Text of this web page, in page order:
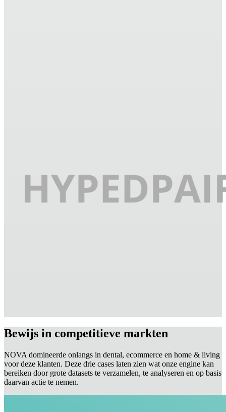
Bewijs in competitieve markten
NOVA domineerde onlangs in dental, ecommerce en home & living
voor deze klanten. Deze drie cases laten zien wat onze engine kan
bereiken door grote datasets te verzamelen, te analyseren en op basis
daarvan actie te nemen.